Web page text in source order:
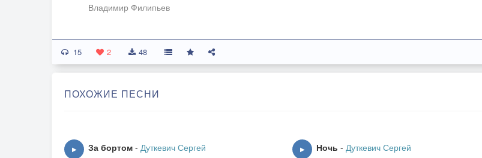
Владимир Филипьев
К нам нечаянно с юга горячие дни завернули
Накрутили на тридцать с хвостом духоты-маяты.
Только, как ни крути, позади половина июля,
И народ, с перепугу такой неприлично раздетый,
15 2 48
ПОХОЖИЕ ПЕСНИ
▶ За бортом - Дуткевич Сергей ▶ Ночь - Дуткевич Сергей